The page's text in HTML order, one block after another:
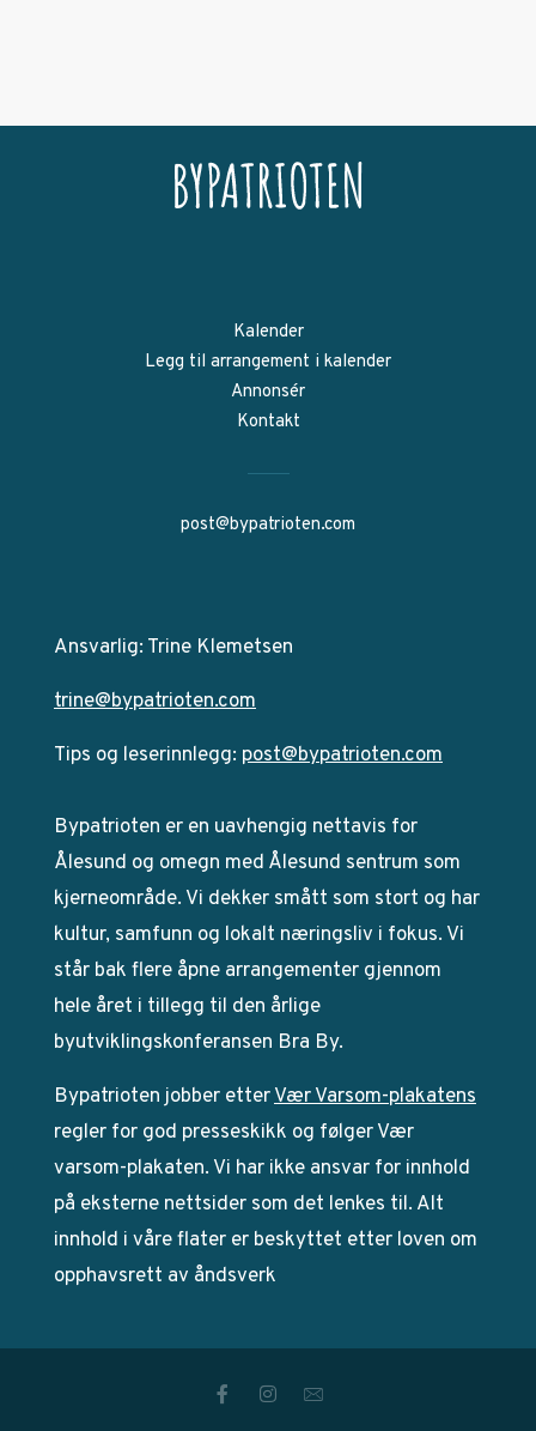
Kalender
Legg til arrangement i kalender
Annonsér
Kontakt
post@bypatrioten.com
Ansvarlig: Trine Klemetsen
trine@bypatrioten.com
Tips og leserinnlegg: post@bypatrioten.com
Bypatrioten er en uavhengig nettavis for
Ålesund og omegn med Ålesund sentrum som
kjerneområde. Vi dekker smått som stort og har
kultur, samfunn og lokalt næringsliv i fokus. Vi
står bak flere åpne arrangementer gjennom
hele året i tillegg til den årlige
byutviklingskonferansen Bra By.
Bypatrioten jobber etterVær Varsom-plakatens
regler for god presseskikk og følger Vær
varsom-plakaten. Vi har ikke ansvar for innhold
på eksterne nettsider som det lenkes til. Alt
innhold i våre flater er beskyttet etter loven om
opphavsrett av åndsverk